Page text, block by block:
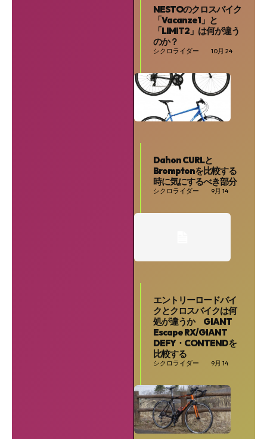
NESTOのクロスバイク
「Vacanze1」と
「LIMIT2」は何が違う
のか？
シクロライダー 10月 24
Dahon CURLと
Bromptonを比較する
時に気にするべき部分
シクロライダー 9月 14
エントリーロードバイ
クとクロスバイクは何
処が違うか GIANT
Escape RX/GIANT
DEFY・CONTENDを
比較する
シクロライダー 9月 14